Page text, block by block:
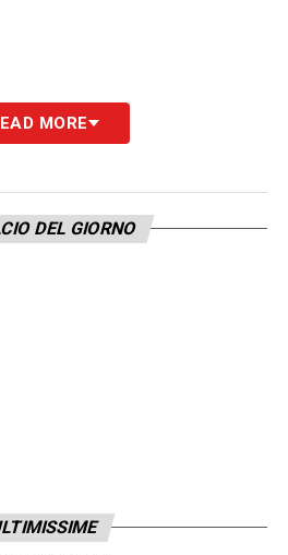
MORE
DEL GIORNO